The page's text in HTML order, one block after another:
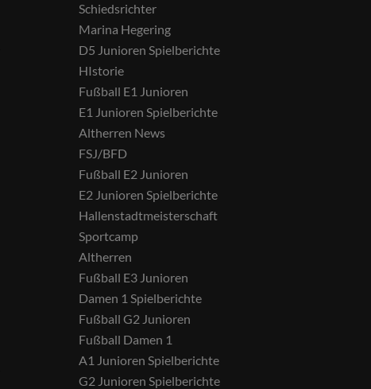
Schiedsrichter
Marina Hegering
D5 Junioren Spielberichte
HIstorie
Fußball E1 Junioren
E1 Junioren Spielberichte
Altherren News
FSJ/BFD
Fußball E2 Junioren
E2 Junioren Spielberichte
Hallenstadtmeisterschaft
Sportcamp
Altherren
Fußball E3 Junioren
Damen 1 Spielberichte
Fußball G2 Junioren
Fußball Damen 1
A1 Junioren Spielberichte
G2 Junioren Spielberichte